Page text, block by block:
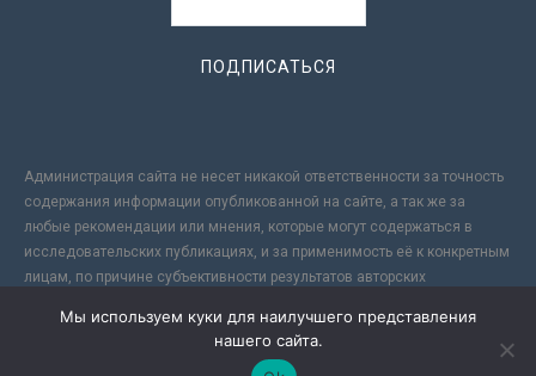
Администрация сайта не несет никакой ответственности за точность
содержания информации опубликованной на сайте, а так же за
любые рекомендации или мнения, которые могут содержаться в
исследовательских публикациях, и за применимость её к конкретным
лицам, по причине субъективности результатов авторских
полной мере надежной защиты информации, Сайт не несет
Мы используем куки для наилучшего представления
нашего сайта.